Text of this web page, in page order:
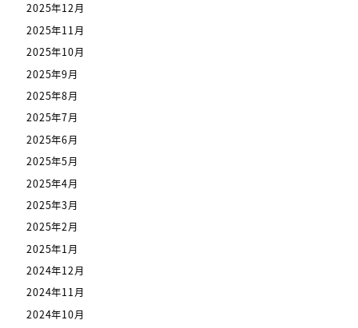
2025年12月
2025年11月
2025年10月
2025年9月
2025年8月
2025年7月
2025年6月
2025年5月
2025年4月
2025年3月
2025年2月
2025年1月
2024年12月
2024年11月
2024年10月